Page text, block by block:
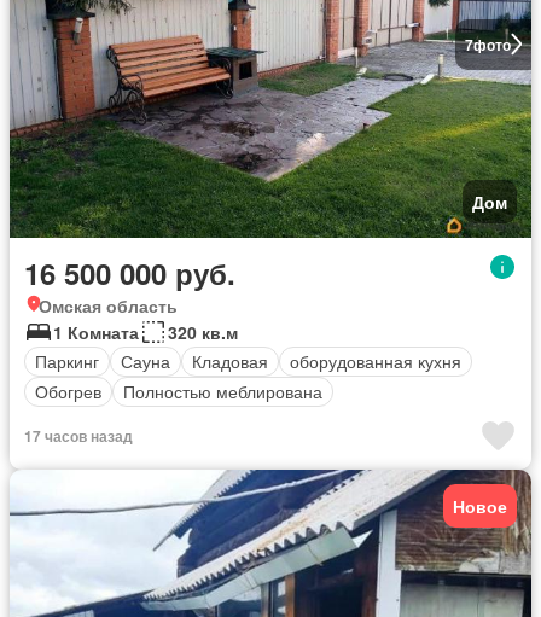
7фото
Дом
16 500 000 руб.
Омская область
1 Комната
320 кв.м
Паркинг
Сауна Кладовая
оборудованная кухня
Обогрев
Полностью меблирована
17 часов назад
Новое